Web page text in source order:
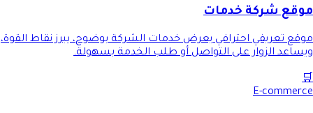
موقع شركة خدمات
موقع تعريفي احترافي يعرض خدمات الشركة بوضوح، يبرز نقاط القوة،
ويساعد الزوار على التواصل أو طلب الخدمة بسهولة.
🛒
E-commerce